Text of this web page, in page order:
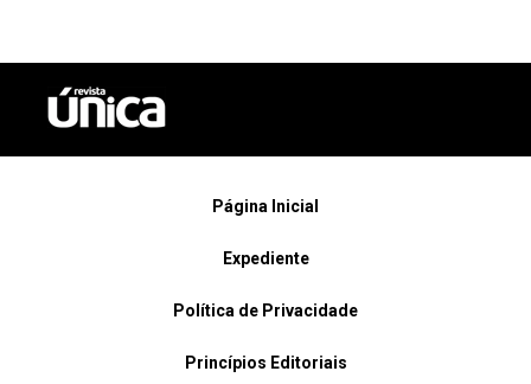
Página Inicial
Expediente
Política de Privacidade
Princípios Editoriais